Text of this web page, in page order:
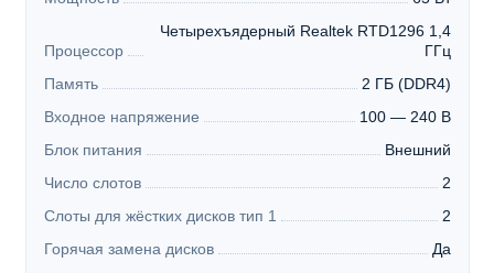
Процессор
Четырехъядерный Realtek RTD1296 1,4
ГГц
Память
2 ГБ (DDR4)
Входное напряжение
100 — 240 В
Блок питания
Внешний
Число слотов
2
Слоты для жёстких дисков тип 1
2
Горячая замена дисков
Да